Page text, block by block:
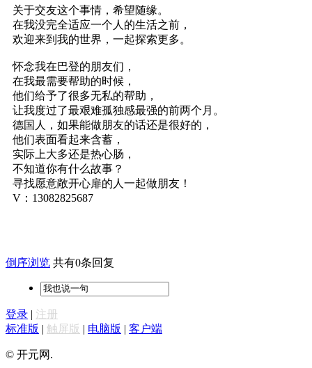
关于交友这个事情，希望随缘。
在我没完全适应一个人的生活之前，
欢迎来到我的世界，一起探索更多。
怀念我在巴登的朋友们，
在我最需要帮助的时候，
他们给予了很多无私的帮助，
让我度过了最艰难孤独感最强的前两个月。
德国人，如果能做朋友的话还是很好的，
他们表面看起来含蓄，
实际上大多还是热心肠，
不知道你有什么故事？
寻找愿意敞开心扉的人一起做朋友！
V：13082825687
倒序浏览 共有0条回复
登录 | 注册
标准版 | 触屏版 | 电脑版 | 客户端
© 开元网.